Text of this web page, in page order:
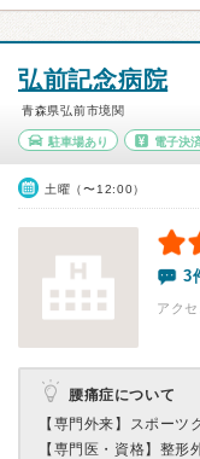
弘前記念病院
青森県弘前市境関
駐車場あり 電子決
土曜（〜12:00）
3
アク
腰痛症について
【専門外来】 スポーツ
【専門医・資格】 整形